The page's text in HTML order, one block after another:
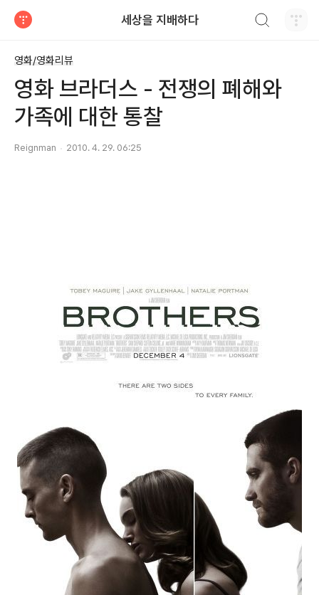
세상을 지배하다
영화/영화리뷰
영화 브라더스 - 전쟁의 폐해와
가족에 대한 통찰
Reignman 2010. 4. 29. 06:25